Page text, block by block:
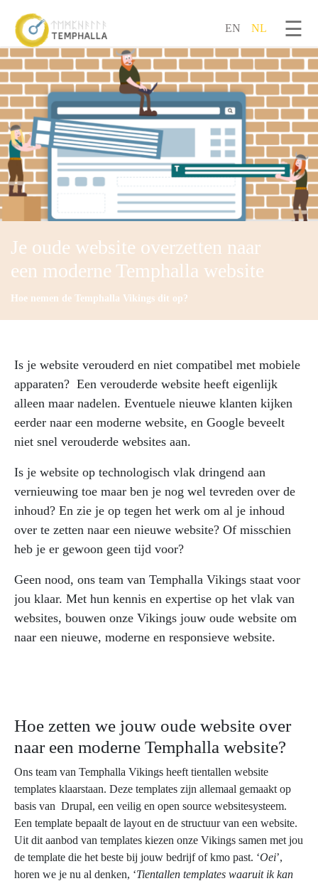
Overslaan en naar de inhoud gaan
☰
EN NL
Je oude website overzetten naar
een moderne Temphalla website
Hoe nemen de Temphalla Vikings dit op?
Is je website verouderd en niet compatibel met mobiele
apparaten? Een verouderde website heeft eigenlijk
alleen maar nadelen. Eventuele nieuwe klanten kijken
eerder naar een moderne website, en Google beveelt
niet snel verouderde websites aan.
Is je website op technologisch vlak dringend aan
vernieuwing toe maar ben je nog wel tevreden over de
inhoud? En zie je op tegen het werk om al je inhoud
over te zetten naar een nieuwe website? Of misschien
heb je er gewoon geen tijd voor?
Geen nood, ons team van Temphalla Vikings staat voor
jou klaar. Met hun kennis en expertise op het vlak van
websites, bouwen onze Vikings jouw oude website om
naar een nieuwe, moderne en responsieve website.
Hoe zetten we jouw oude website over
naar een moderne Temphalla website?
Ons team van Temphalla Vikings heeft tientallen website
templates klaarstaan. Deze templates zijn allemaal gemaakt op
basis van Drupal, een veilig en open source websitesysteem.
Een template bepaalt de layout en de structuur van een website.
Uit dit aanbod van templates kiezen onze Vikings samen met jou
de template die het beste bij jouw bedrijf of kmo past. ‘Oei’,
horen we je nu al denken, ‘Tientallen templates waaruit ik kan